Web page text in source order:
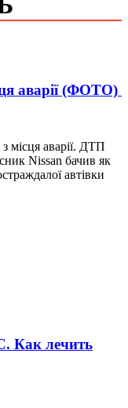
аварії (ФОТО)
місця аварії. ДТП
Nissan бачив як
автівки
Как лечить